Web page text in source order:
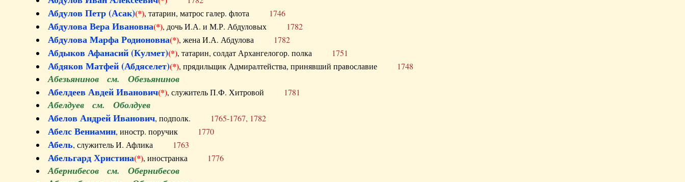
Абдулов Петр (Асак)(*), татарин, матрос галер. флота 1746
Абдулова Вера Ивановна(*), дочь И.А. и М.Р. Абдуловых 1782
Абдулова Марфа Родионовна(*), жена И.А. Абдулова 1782
Абдыков Афанасий (Кулмет)(*), татарин, солдат Архангелогор. полка 1751
Абдяков Матфей (Абдяселет)(*), прядильщик Адмиралтейства, принявший православие 1748
Абезьянинов см. Обезьянинов
Абелдеев Авдей Иванович(*), служитель П.Ф. Хитровой 1781
Абелдуев см. Оболдуев
Абелов Андрей Иванович, подполк. 1765-1767, 1782
Абелс Вениамин, иностр. поручик 1770
Абель, служитель И. Афлика 1763
Абельгард Христина(*), иностранка 1776
Абернибесов см. Обернибесов